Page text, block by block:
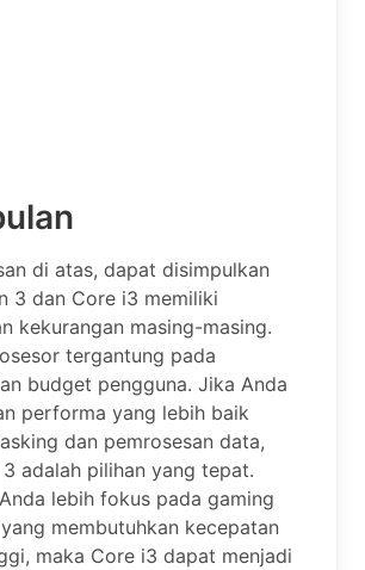
di atas, dapat disimpulkan
3 dan Core i3 memiliki
kekurangan masing-masing.
tergantung pada
budget pengguna. Jika Anda
performa yang lebih baik
dan pemrosesan data,
3 adalah pilihan yang tepat.
lebih fokus pada gaming
membutuhkan kecepatan
maka Core i3 dapat menjadi